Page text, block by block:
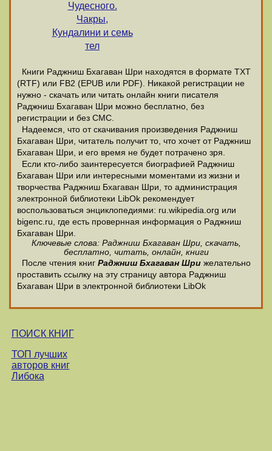
Чудесного.
Чакры,
Кундалини и семь
тел
Книги Раджниш Бхагаван Шри находятся в формате ТХТ
(RTF) или FB2 (EPUB или PDF). Никакой регистрации не
нужно - скачать или читать онлайн книги писателя
Раджниш Бхагаван Шри можно бесплатно, без
регистрации и без СМС.
Надеемся, что от скачивания произведения Раджниш
Бхагаван Шри, читатель получит то, что хочет от Раджниш
Бхагаван Шри, и его время не будет потрачено зря.
Если кто-либо заинтересуется биографией Раджниш
Бхагаван Шри или интересными моментами из жизни и
творчества Раджниш Бхагаван Шри, то администрация
электронной библиотеки LibOk рекомендует
воспользоваться энциклопедиями: ru.wikipedia.org или
bigenc.ru, где есть провернная информация о Раджниш
Бхагаван Шри.
Ключевые слова: Раджниш Бхагаван Шри, скачать,
бесплатно, читать, онлайн, книги
После чтения книг Раджниш Бхагаван Шри желательно
проставить ссылку на эту страницу автора Раджниш
Бхагаван Шри в электронной библиотеки LibOk
ПОИСК КНИГ
ТОП лучших
авторов книг
Либока